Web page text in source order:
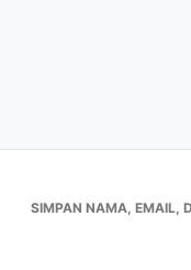
SIMPAN NAMA, EMAIL,